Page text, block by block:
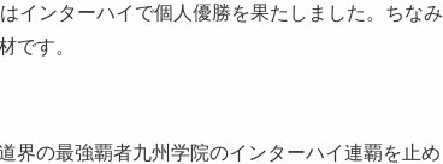
インターハイで個人優勝を果たしました。ちなみ
です。
界の最強覇者九州学院のインターハイ連覇を止め